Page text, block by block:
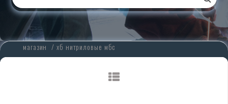
магазин /хб нитриловые мбс